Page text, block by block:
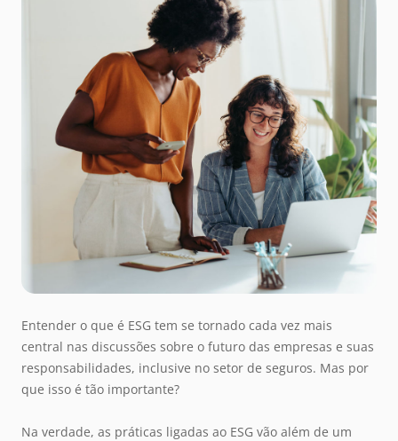
Entender o que é ESG tem se tornado cada vez mais
central nas discussões sobre o futuro das empresas e suas
responsabilidades, inclusive no setor de seguros. Mas por
que isso é tão importante?
Na verdade, as práticas ligadas ao ESG vão além de um